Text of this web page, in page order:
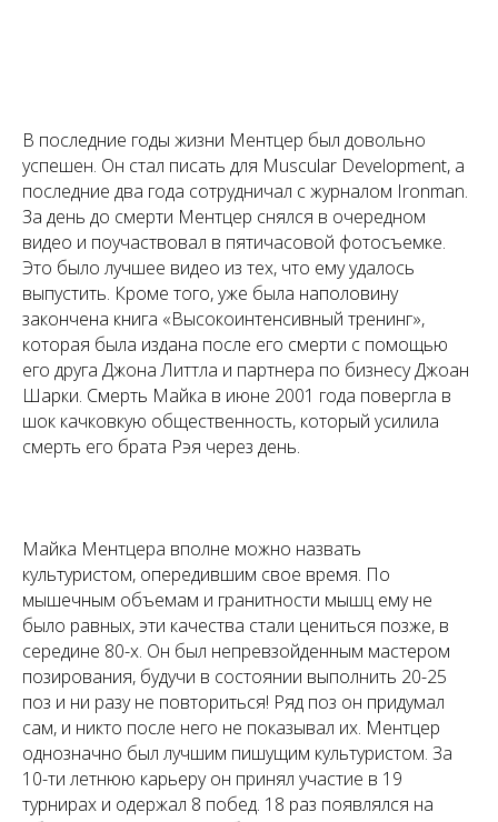
В последние годы жизни Ментцер был довольно
успешен. Он стал писать для Muscular Development, а
последние два года сотрудничал с журналом Ironman.
За день до смерти Ментцер снялся в очередном
видео и поучаствовал в пятичасовой фотосъемке.
Это было лучшее видео из тех, что ему удалось
выпустить. Кроме того, уже была наполовину
закончена книга «Высокоинтенсивный тренинг»,
которая была издана после его смерти с помощью
его друга Джона Литтла и партнера по бизнесу Джоан
Шарки. Смерть Майка в июне 2001 года повергла в
шок качковкую общественность, который усилила
смерть его брата Рэя через день.
Майка Ментцера вполне можно назвать
культуристом, опередившим свое время. По
мышечным объемам и гранитности мышц ему не
было равных, эти качества стали цениться позже, в
середине 80-х. Он был непревзойденным мастером
позирования, будучи в состоянии выполнить 20-25
поз и ни разу не повториться! Ряд поз он придумал
сам, и никто после него не показывал их. Ментцер
однозначно был лучшим пишущим культуристом. За
10-ти летнюю карьеру он принял участие в 19
турнирах и одержал 8 побед. 18 раз появлялся на